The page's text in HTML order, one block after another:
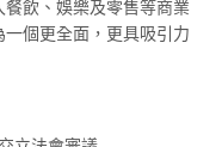
飲、娛樂及零售等商業
個更全面，更具吸引力